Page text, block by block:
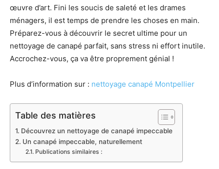
œuvre d’art. Fini les soucis de saleté et les drames
ménagers, il est temps de prendre les choses en main.
Préparez-vous à découvrir le secret ultime pour un
nettoyage de canapé parfait, sans stress ni effort inutile.
Accrochez-vous, ça va être proprement génial !
Plus d’information sur : nettoyage canapé Montpellier
Table des matières
Découvrez un nettoyage de canapé impeccable
Un canapé impeccable, naturellement
Publications similaires :